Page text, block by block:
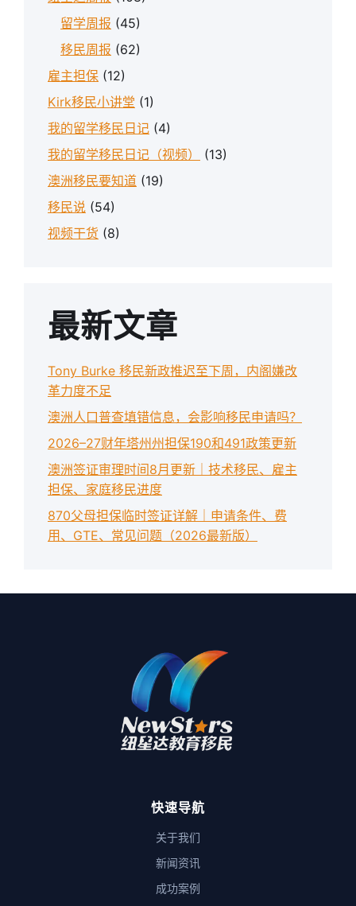
留学周报 (45)
移民周报 (62)
雇主担保 (12)
Kirk移民小讲堂 (1)
我的留学移民日记 (4)
我的留学移民日记（视频）
(13)
澳洲移民要知道 (19)
移民说 (54)
视频干货 (8)
最新文章
Tony Burke 移民新政推迟至下周，内阁嫌改
革力度不足
澳洲人口普查填错信息，会影响移民申请吗？
2026–27财年塔州州担保190和491政策更新
澳洲签证审理时间8月更新｜技术移民、雇主
担保、家庭移民进度
870父母担保临时签证详解｜申请条件、费
用、GTE、常见问题（2026最新版）
快速导航
关于我们
新闻资讯
成功案例